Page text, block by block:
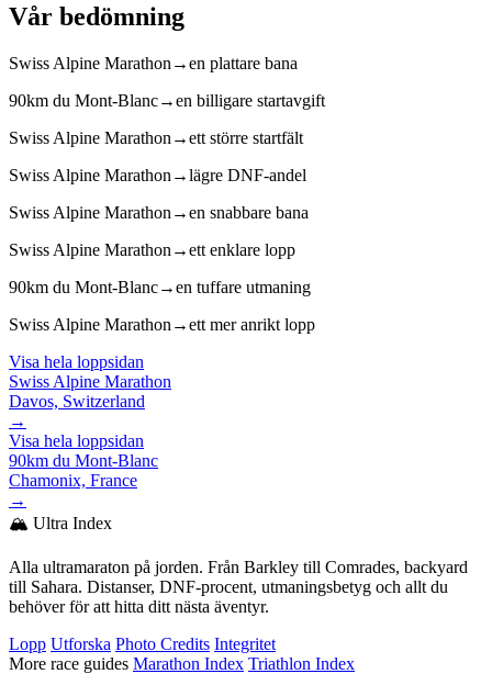
Vår bedömning
Swiss Alpine Marathon →en plattare bana
90km du Mont-Blanc→en billigare startavgift
Swiss Alpine Marathon →ett större startfält
Swiss Alpine Marathon →lägre DNF-andel
Swiss Alpine Marathon →en snabbare bana
Swiss Alpine Marathon →ett enklare lopp
90km du Mont-Blanc→en tuffare utmaning
Swiss Alpine Marathon →ett mer anrikt lopp
Visa hela loppsidan
Swiss Alpine Marathon
Davos, Switzerland
→
Visa hela loppsidan
90km du Mont-Blanc
Chamonix, France
→
🏔️ Ultra Index
Alla ultramaraton på jorden. Från Barkley till Comrades, backyard
till Sahara. Distanser, DNF-procent, utmaningsbetyg och allt du
behöver för att hitta ditt nästa äventyr.
Lopp Utforska Photo Credits Integritet
More race guides Marathon Index Triathlon Index